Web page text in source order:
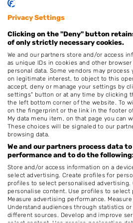
Herman
5644SX
Londa
5712AX
Op 14,09 km
Beauty Salon
Privacy Settings
Clicking on the "Deny" button
of only strictly necessary cookies.
We and our partners store and/or access
as unique IDs in cookies and other
personal data. Some vendors may process
on legitimate interest, to object to this
accept, deny or manage your settings by
settings" button or at any time by clicking
the left bottom corner of the website. To
on the fingerprint or the link in the footer
My data menu item, on that page you can
These choices will be signaled to our
browsing data.
We and our partners process data
performance and to do the
Store and/or access information on a
select advertising. Create profiles for
profiles to select personalised advertising.
personalise content. Use profiles to select
Measure advertising performance.
Understand audiences through statistics
different sources. Develop and improve